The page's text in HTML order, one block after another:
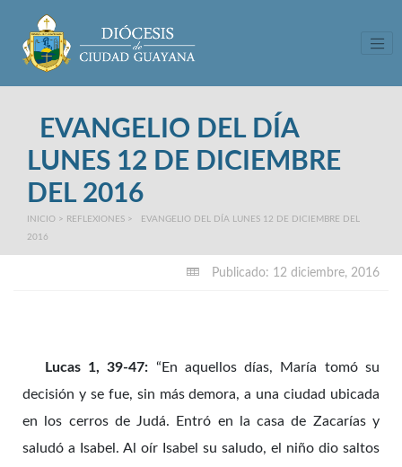
EVANGELIO DEL DÍA
LUNES 12 DE DICIEMBRE
DEL 2016
INICIO > REFLEXIONES >
EVANGELIO DEL DÍA LUNES 12 DE DICIEMBRE DEL
2016
Publicado: 12 diciembre, 2016
Lucas 1, 39-47: “En aquellos días, María tomó su
decisión y se fue, sin más demora, a una ciudad ubicada
en los cerros de Judá. Entró en la casa de Zacarías y
saludó a Isabel. Al oír Isabel su saludo, el niño dio saltos